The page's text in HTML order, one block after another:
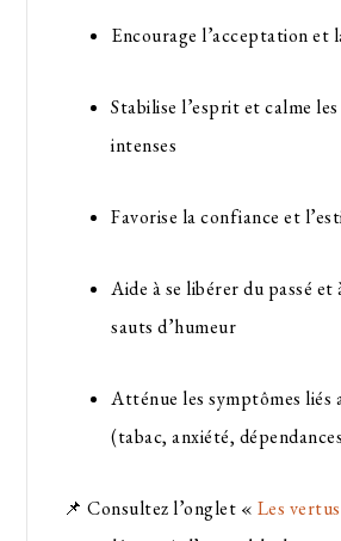
Encourage l’acceptation et
Stabilise l’esprit et calme
intenses
Favorise la confiance et
Aide à se libérer du passé et
sauts d’humeur
Atténue les symptômes liés
(tabac, anxiété,
📌 Consultez l’onglet « Les